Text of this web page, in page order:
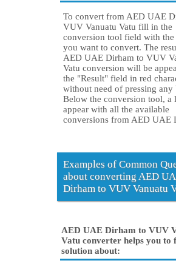
To convert from AED UAE
VUV Vanuatu Vatu fill in the
conversion tool field with the
you want to convert. The
AED UAE Dirham to VUV
Vatu conversion will be
the "Result" field in red
without need of pressing any
Below the conversion tool, a
appear with all the available
conversions from AED UAE
Examples of Common
about converting AED
Dirham to VUV Vanuatu
AED UAE Dirham to VUV
Vatu converter helps you to
solution about: